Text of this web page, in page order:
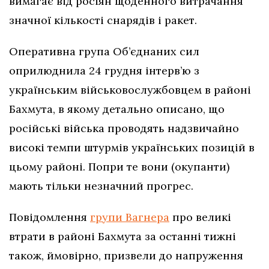
значної кількості снарядів і ракет.
Оперативна група Об’єднаних сил
оприлюднила 24 грудня інтерв’ю з
українським військовослужбовцем в районі
Бахмута, в якому детально описано, що
російські війська проводять надзвичайно
високі темпи штурмів українських позицій в
цьому районі. Попри те вони (окупанти)
мають тільки незначний прогрес.
Повідомлення групи Вагнера про великі
втрати в районі Бахмута за останні тижні
також, ймовірно, призвели до напруження